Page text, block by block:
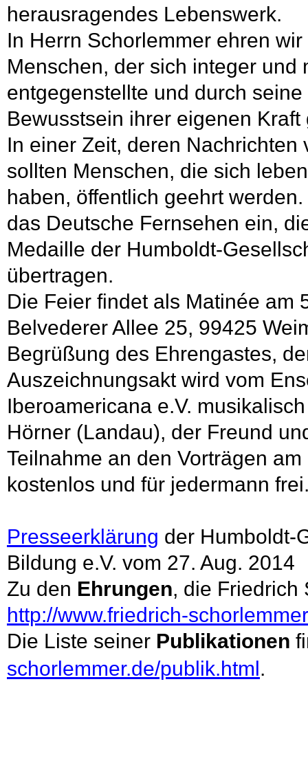
herausragendes Lebenswerk.
In Herrn Schorlemmer ehren
Menschen, der sich integer
entgegenstellte und durch
Bewusstsein ihrer eigenen Kraft
In einer Zeit, deren
sollten Menschen, die sich
haben, öffentlich geehrt
das Deutsche Fernsehen ein,
Medaille der Humboldt-
übertragen.
Die Feier findet als Matinée am
Belvederer Allee 25, 99425
Begrüßung des Ehrengastes,
Auszeichnungsakt wird vom
Iberoamericana e.V.
Hörner (Landau), der Freund
Teilnahme an den Vorträgen
kostenlos und für jedermann
Presseerklärung der Humboldt-
Bildung e.V. vom 27. Aug. 2014
Zu den Ehrungen, die Friedrich
http://www.friedrich-
Die Liste seiner Publikationen
schorlemmer.de/publik.html.